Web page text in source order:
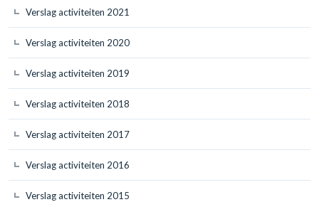
Verslag activiteiten 2021
Verslag activiteiten 2020
Verslag activiteiten 2019
Verslag activiteiten 2018
Verslag activiteiten 2017
Verslag activiteiten 2016
Verslag activiteiten 2015